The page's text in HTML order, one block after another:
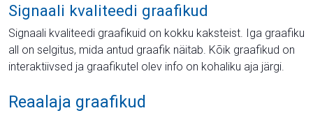
Signaali kvaliteedi graafikud
Signaali kvaliteedi graafikuid on kokku kaksteist. Iga graafiku
all on selgitus, mida antud graafik näitab. Kõik graafikud on
interaktiivsed ja graafikutel olev info on kohaliku aja järgi.
Reaalaja graafikud